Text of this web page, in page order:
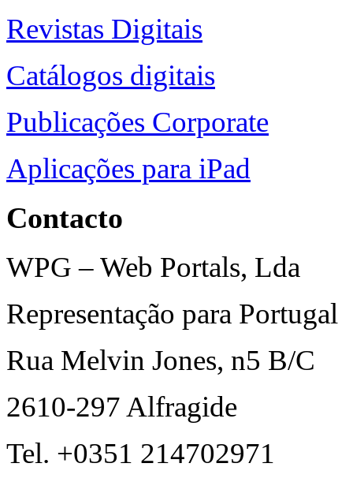
Revistas Digitais
Catálogos digitais
Publicações Corporate
Aplicações para iPad
Contacto
WPG – Web Portals, Lda
Representação para Portugal
Rua Melvin Jones, n5 B/C
2610-297 Alfragide
Tel. +0351 214702971